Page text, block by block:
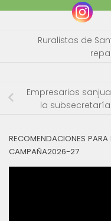
Ruralistas de
Empresarios
la
RECOMENDACIONES
CAMPAÑA2026-27